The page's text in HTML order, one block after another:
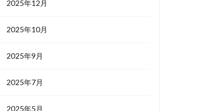
2025年12月
2025年10月
2025年9月
2025年7月
2025年5月